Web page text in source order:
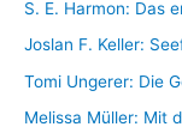
S. E. Harmon: Das
Joslan F. Keller:
Tomi Ungerer: Die
Melissa Müller: Mit